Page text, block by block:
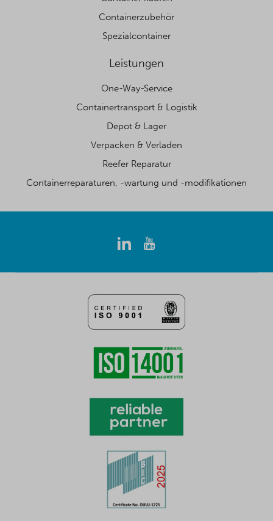
Containerzubehör
Spezialcontainer
Leistungen
One-Way-Service
Containertransport & Logistik
Depot & Lager
Verpacken & Verladen
Reefer Reparatur
Containerreparaturen, -wartung und -modifikationen